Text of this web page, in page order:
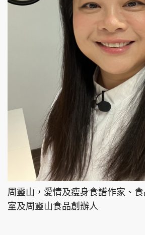
周靈山，愛情及瘦身食譜作家、
室及周靈山食品創辦人